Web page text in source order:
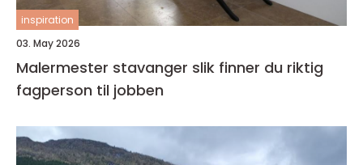
inspiration
03. May 2026
Malermester stavanger slik finner du riktig
fagperson til jobben